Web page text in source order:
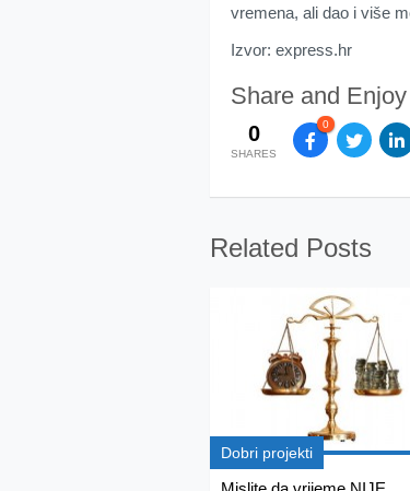
vremena, ali dao i više
Izvor: express.hr
Share and Enjoy
0
SHARES
0
Related Posts
Dobri projekti